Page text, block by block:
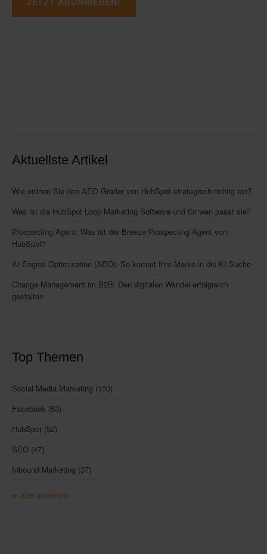
Aktuellste Artikel
Wie ordnen Sie den AEO Grader von HubSpot strategisch richtig ein?
Was ist die HubSpot Loop Marketing Software und für wen passt sie?
Prospecting Agent: Was ist der Breeze Prospecting Agent von
HubSpot?
AI Engine Optimization (AEO): So kommt Ihre Marke in die KI-Suche
Change Management im B2B: Den digitalen Wandel erfolgreich
gestalten
Top Themen
Social Media Marketing (130)
Facebook (53)
HubSpot (52)
SEO (47)
Inbound Marketing (37)
alle ansehen